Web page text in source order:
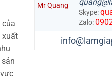
của
xuất
Mr Quang
Skype:
Zalo: